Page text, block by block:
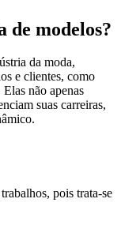
de modelos?
da moda,
e clientes, como
não apenas
suas carreiras,
pois trata-se